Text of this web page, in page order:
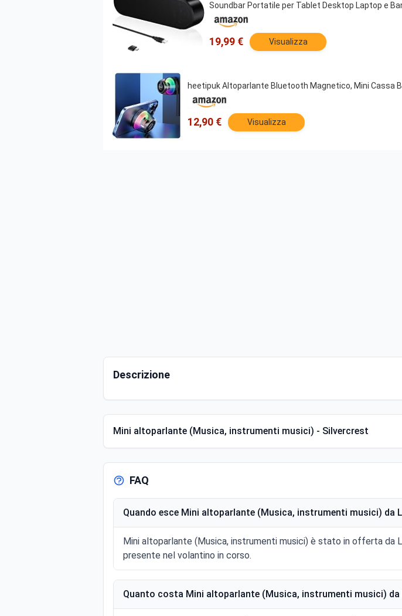
Soundbar Portatile per Tablet Desktop Laptop e
19,99 € Visualizza
heetipuk Altoparlante Bluetooth Magnetico, Mini Cassa
12,90 € Visualizza
Descrizione
Mini altoparlante (Musica, instrumenti musici) - Silvercrest
FAQ
Quando esce Mini altoparlante (Musica, instrumenti musici) da
Mini altoparlante (Musica, instrumenti musici) è stato in offerta da
presente nel volantino in corso.
Quanto costa Mini altoparlante (Musica, instrumenti musici) da